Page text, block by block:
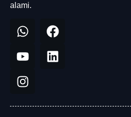
alami.